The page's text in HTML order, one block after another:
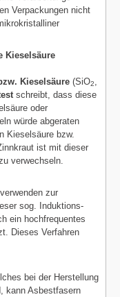
Verpackungen nicht
Kieselsäure
Kieselsäure (SiO2,
schreibt, dass diese
oder
würde abgeraten
Kieselsäure bzw.
ist mit dieser
verwechseln.
zur
sog. Induktions-
ein hochfrequentes
Dieses Verfahren
bei der Herstellung
kann Asbestfasern